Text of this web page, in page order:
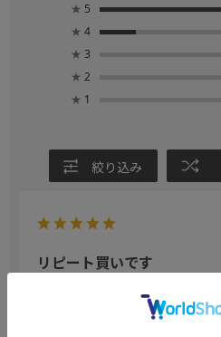
★ 5
★ 4
★ 3
★ 2
★ 1
絞り込み
リピート買いです